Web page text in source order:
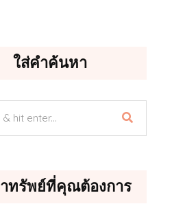
ใส่คำค้นหา
ทรัพย์ที่คุณต้องการ